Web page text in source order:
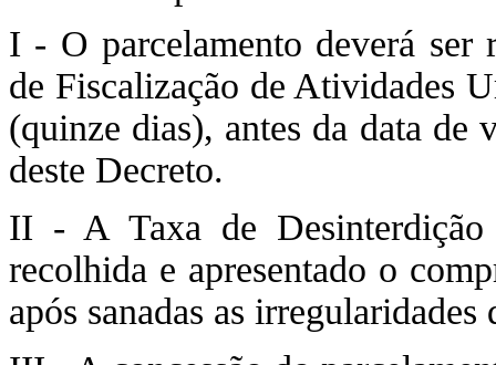
I - O parcelamento deverá ser
de Fiscalização de Atividades
(quinze dias), antes da data de
deste Decreto.
II - A Taxa de
recolhida e apresentado o
após sanadas as